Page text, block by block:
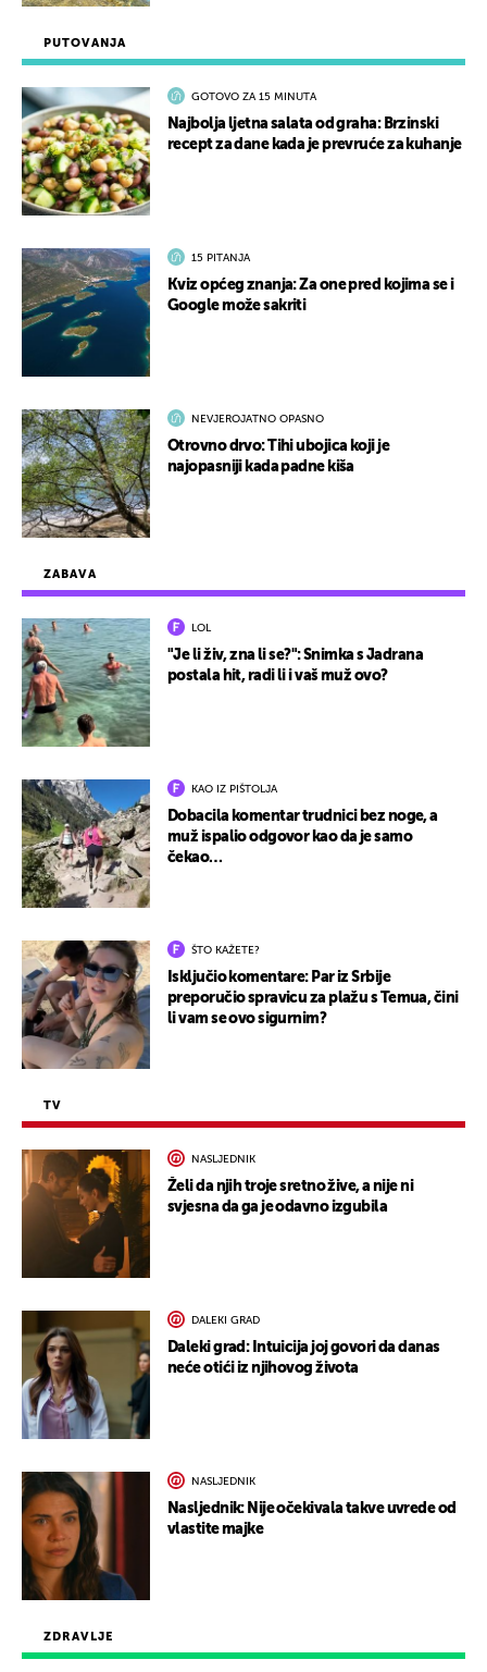
ZDRAVLJE
ZABAVA
LOL
"Je li živ, zna li se?": Snimka s Jadrana
postala hit, radi li i vaš muž ovo?
KAO IZ PIŠTOLJA
Dobacila komentar trudnici bez noge, a
muž ispalio odgovor kao da je samo
čekao…
ŠTO KAŽETE?
Isključio komentare: Par iz Srbije
preporučio spravicu za plažu s Temua, čini
li vam se ovo sigurnim?
TV
NASLJEDNIK
Želi da njih troje sretno žive, a nije ni
svjesna da ga je odavno izgubila
DALEKI GRAD
Daleki grad: Intuicija joj govori da danas
neće otići iz njihovog života
NASLJEDNIK
Nasljednik: Nije očekivala takve uvrede od
vlastite majke
PUTOVANJA
GOTOVO ZA 15 MINUTA
Najbolja ljetna salata od graha: Brzinski
recept za dane kada je prevruće za kuhanje
15 PITANJA
Kviz općeg znanja: Za one pred kojima se i
Google može sakriti
NEVJEROJATNO OPASNO
Otrovno drvo: Tihi ubojica koji je
najopasniji kada padne kiša